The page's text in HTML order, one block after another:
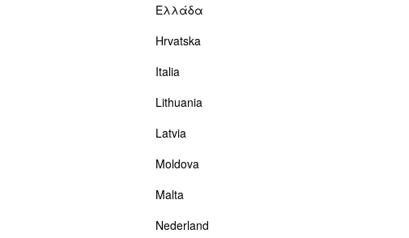
Ελλάδα
Hrvatska
Italia
Lithuania
Latvia
Moldova
Malta
Nederland